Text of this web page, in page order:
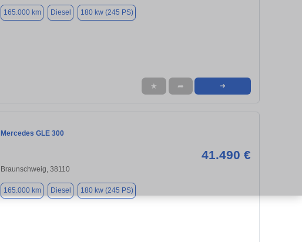
165.000 km Diesel 180 kw (245 PS)
★ ➦ ➜
Mercedes GLE 300
41.490 €
Braunschweig, 38110
165.000 km Diesel 180 kw (245 PS)